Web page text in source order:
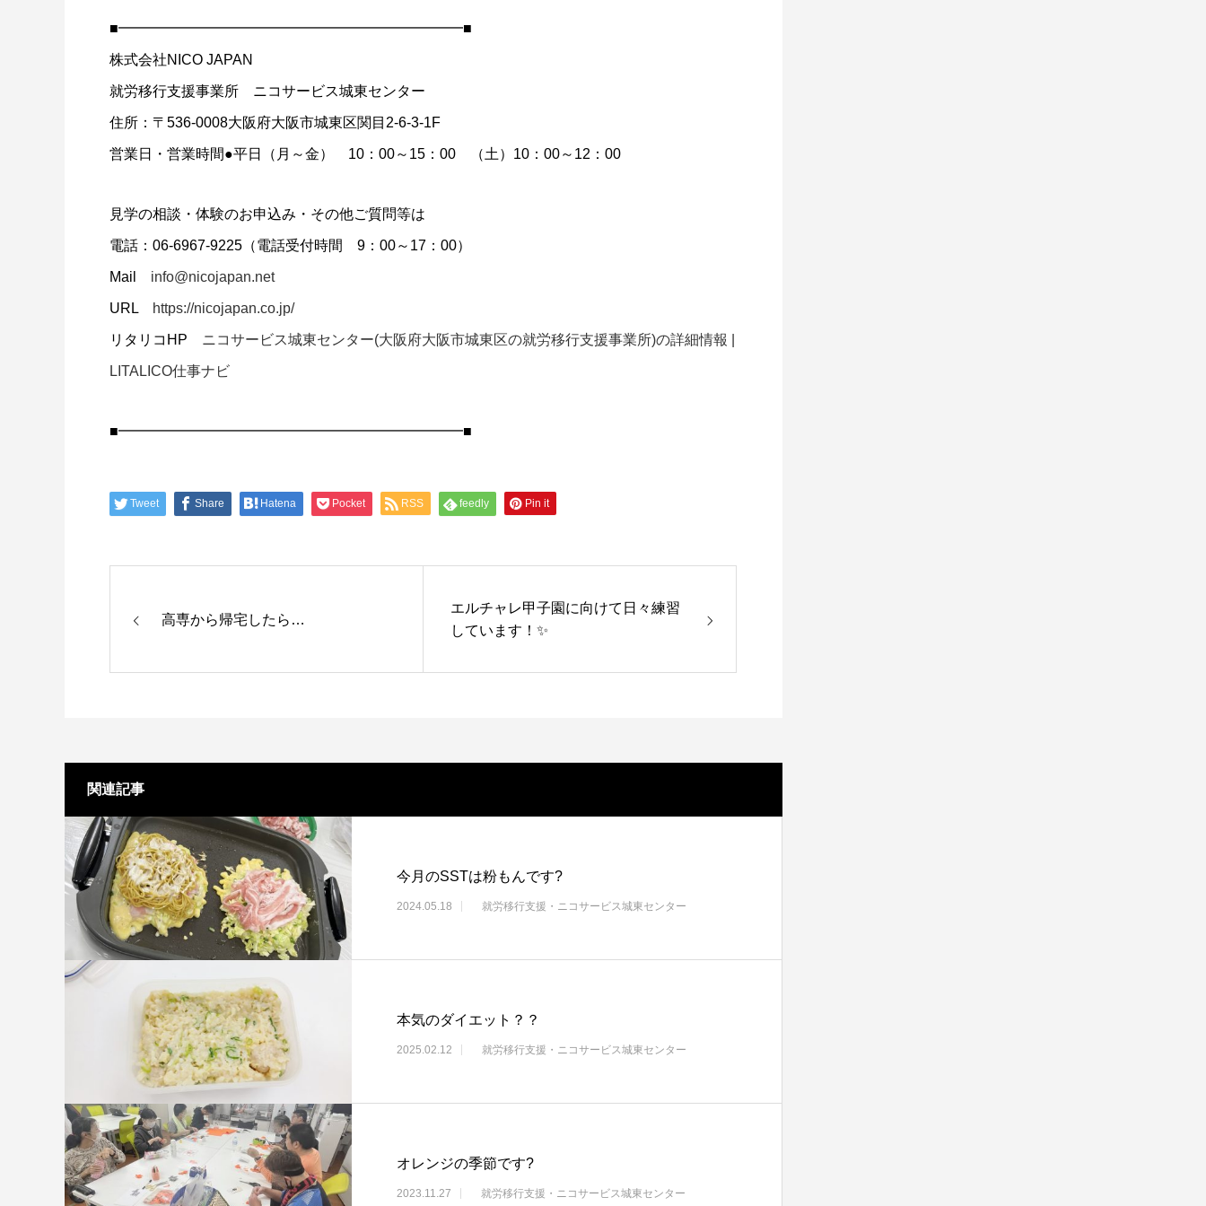
■━━━━━━━━━━━━━━━━━━━━━━━━■
株式会社NICO JAPAN
就労移行支援事業所 ニコサービス城東センター
住所：〒536-0008大阪府大阪市城東区関目2-6-3-1F
営業日・営業時間●平日（月～金） 10：00～15：00 （土）10：00～12：00
見学の相談・体験のお申込み・その他ご質問等は
電話：06-6967-9225（電話受付時間 9：00～17：00）
Mail info@nicojapan.net
URL https://nicojapan.co.jp/
リタリコHP ニコサービス城東センター(大阪府大阪市城東区の就労移行支援事業所)の詳細情報 |
LITALICO仕事ナビ
■━━━━━━━━━━━━━━━━━━━━━━━━■
Tweet Share Hatena Pocket RSS feedly Pin it
高専から帰宅したら…
エルチャレ甲子園に向けて日々練習
しています！✨
関連記事
今月のSSTは粉もんです?
2024.05.18 就労移行支援・ニコサービス城東センター
本気のダイエット？？
2025.02.12 就労移行支援・ニコサービス城東センター
オレンジの季節です?
2023.11.27 就労移行支援・ニコサービス城東センター